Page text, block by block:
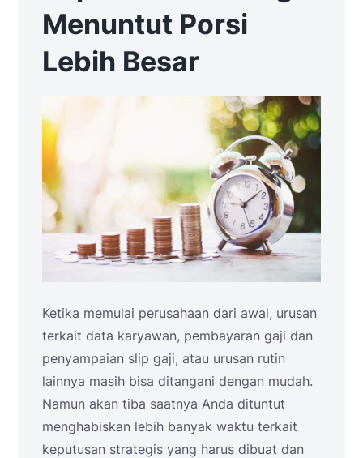
Menuntut Porsi
Lebih Besar
Ketika memulai perusahaan dari awal, urusan
terkait data karyawan, pembayaran gaji dan
penyampaian slip gaji, atau urusan rutin
lainnya masih bisa ditangani dengan mudah.
Namun akan tiba saatnya Anda dituntut
menghabiskan lebih banyak waktu terkait
keputusan strategis yang harus dibuat dan